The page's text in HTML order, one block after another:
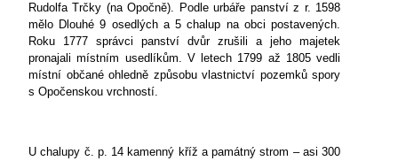
Rudolfa Trčky (na Opočně). Podle urbáře panství z r. 1598
mělo Dlouhé 9 osedlých a 5 chalup na obci postavených.
Roku 1777 správci panství dvůr zrušili a jeho majetek
pronajali místním usedlíkům. V letech 1799 až 1805 vedli
místní občané ohledně způsobu vlastnictví pozemků spory
s Opočenskou vrchností.
U chalupy č. p. 14 kamenný kříž a památný strom – asi 300